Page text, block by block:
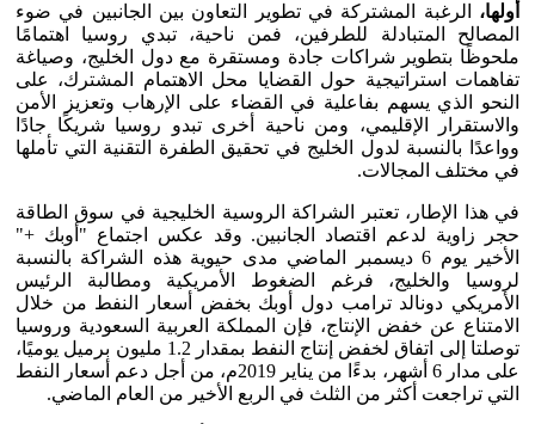
أولها، الرغبة المشتركة في تطوير التعاون بين الجانبين في ضوء
المصالح المتبادلة للطرفين، فمن ناحية، تبدي روسيا اهتمامًا
ملحوظًا بتطوير شراكات جادة ومستقرة مع دول الخليج، وصياغة
تفاهمات استراتيجية حول القضايا محل الاهتمام المشترك، على
النحو الذي يسهم بفاعلية في القضاء على الإرهاب وتعزيز الأمن
والاستقرار الإقليمي، ومن ناحية أخرى تبدو روسيا شريكًا جادًا
وواعدًا بالنسبة لدول الخليج في تحقيق الطفرة التقنية التي تأملها
في مختلف المجالات.
في هذا الإطار، تعتبر الشراكة الروسية الخليجية في سوق الطاقة
حجر زاوية لدعم اقتصاد الجانبين. وقد عكس اجتماع "أوبك +"
الأخير يوم 6 ديسمبر الماضي مدى حيوية هذه الشراكة بالنسبة
لروسيا والخليج، فرغم الضغوط الأمريكية ومطالبة الرئيس
الأمريكي دونالد ترامب دول أوبك بخفض أسعار النفط من خلال
الامتناع عن خفض الإنتاج، فإن المملكة العربية السعودية وروسيا
توصلتا إلى اتفاق لخفض إنتاج النفط بمقدار 1.2 مليون برميل يوميًا،
على مدار 6 أشهر، بدءًا من يناير 2019م، من أجل دعم أسعار النفط
التي تراجعت أكثر من الثلث في الربع الأخير من العام الماضي.